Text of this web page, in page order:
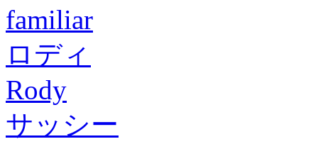
familiar
ロディ
Rody
サッシー